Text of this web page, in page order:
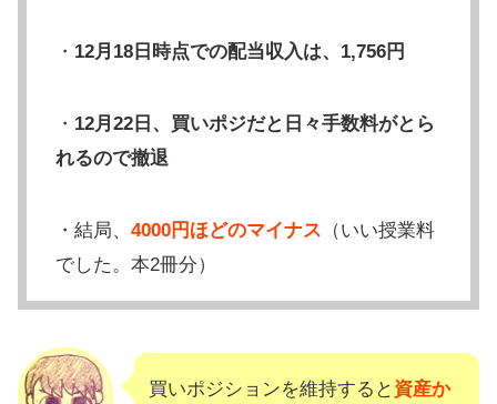
・ 12月18日時点での配当収入は、1,756円
・ 12月22日、買いポジだと日々手数料がとら
れるので撤退
・結局、 4000円ほどのマイナス （いい授業料
でした。本2冊分）
買いポジションを維持すると 資産か